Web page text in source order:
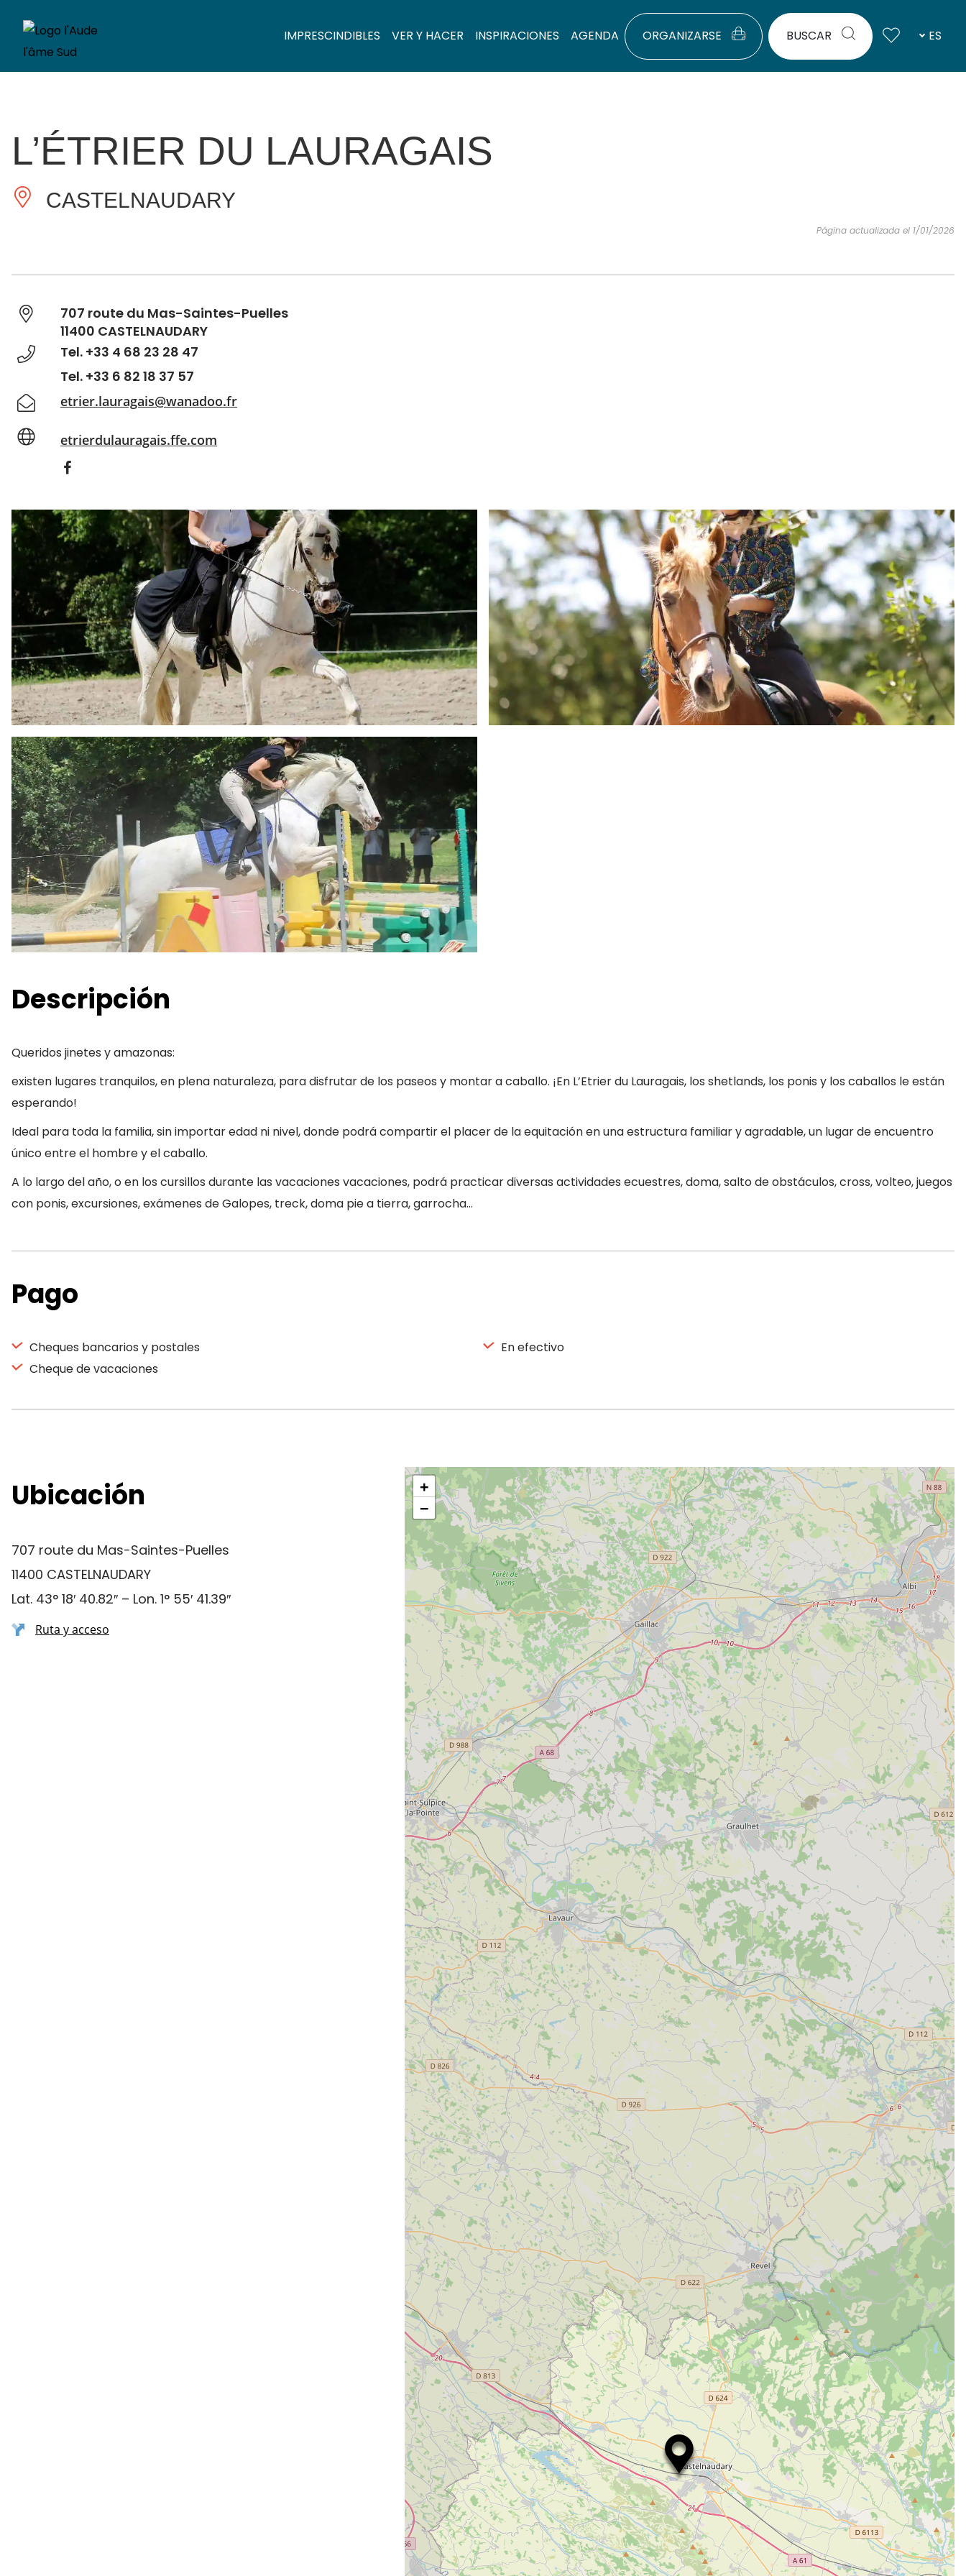
IMPRESCINDIBLES VER Y HACER INSPIRACIONES AGENDA ORGANIZARSE BUSCAR ES
L’ÉTRIER DU LAURAGAIS
CASTELNAUDARY
Página actualizada el 1/01/2026
707 route du Mas-Saintes-Puelles
11400 CASTELNAUDARY
Tel. +33 4 68 23 28 47
Tel. +33 6 82 18 37 57
etrier.lauragais@wanadoo.fr
etrierdulauragais.ffe.com
Descripción
Queridos jinetes y amazonas:
existen lugares tranquilos, en plena naturaleza, para disfrutar de los paseos y montar a caballo. ¡En L’Etrier du Lauragais, los shetlands, los ponis y los caballos le están
esperando!
Ideal para toda la familia, sin importar edad ni nivel, donde podrá compartir el placer de la equitación en una estructura familiar y agradable, un lugar de encuentro
único entre el hombre y el caballo.
A lo largo del año, o en los cursillos durante las vacaciones vacaciones, podrá practicar diversas actividades ecuestres, doma, salto de obstáculos, cross, volteo, juegos
con ponis, excursiones, exámenes de Galopes, treck, doma pie a tierra, garrocha…
Pago
Cheques bancarios y postales
Cheque de vacaciones
En efectivo
Ubicación
707 route du Mas-Saintes-Puelles
11400 CASTELNAUDARY
Lat. 43° 18′ 40.82″ – Lon. 1° 55′ 41.39″
Ruta y acceso
+
−